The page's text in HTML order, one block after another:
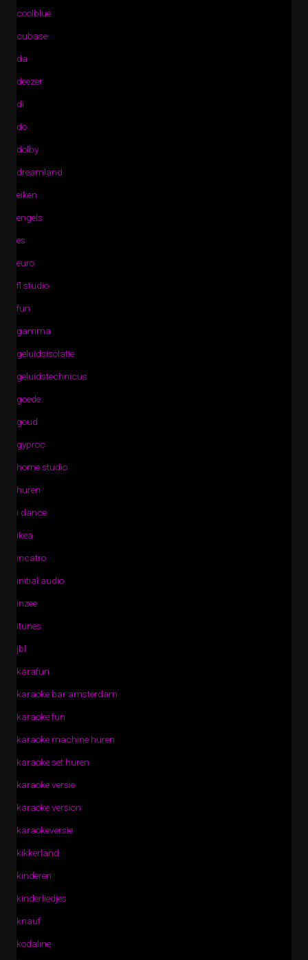
coolblue
cubase
da
deezer
di
do
dolby
dreamland
eiken
engels
es
euro
fl studio
fun
gamma
geluidsisolatie
geluidstechnicus
goede
goud
gyproc
home studio
huren
i dance
ikea
incatro
initial audio
inzee
itunes
jbl
karafun
karaoke bar amsterdam
karaoke fun
karaoke machine huren
karaoke set huren
karaoke versie
karaoke version
karaokeversie
kikkerland
kinderen
kinderliedjes
knauf
kodaline